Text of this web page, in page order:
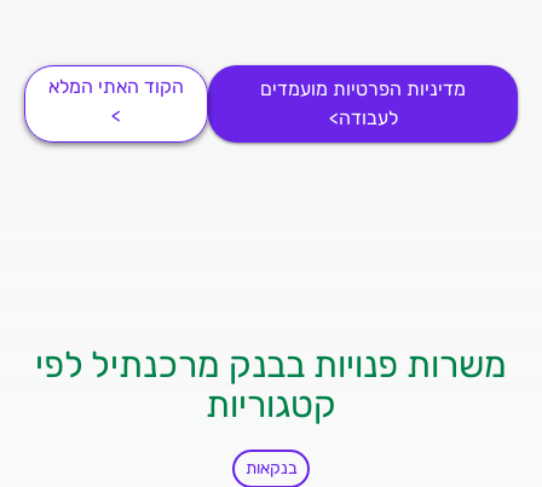
מדיניות הפרטיות מועמדים
לעבודה>
הקוד האתי המלא
>
משרות פנויות בבנק מרכנתיל לפי
קטגוריות
בנקאות